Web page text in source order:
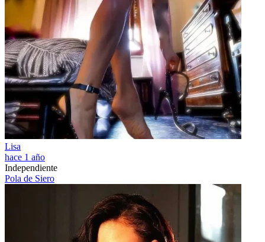
Lisa
hace 1 año
Independiente
Pola de Siero